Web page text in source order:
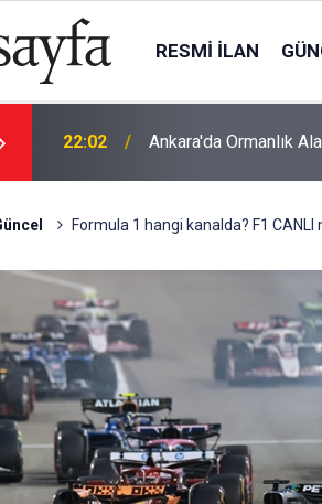
RESMI İLAN
22:02
Ankara'da Ormanlık
Formula 1 hangi kanalda? F1